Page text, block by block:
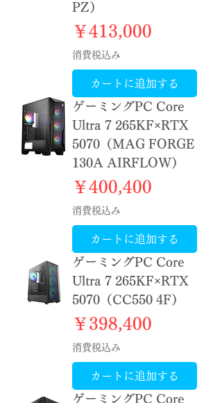
PZ）
価格
￥413,000
消費税込み
カートに追加する
ゲーミングPC Core
Ultra 7 265KF×RTX
5070（MAG FORGE
130A AIRFLOW）
価格
￥400,400
消費税込み
カートに追加する
ゲーミングPC Core
Ultra 7 265KF×RTX
5070（CC550 4F）
価格
￥398,400
消費税込み
カートに追加する
ゲーミングPC Core